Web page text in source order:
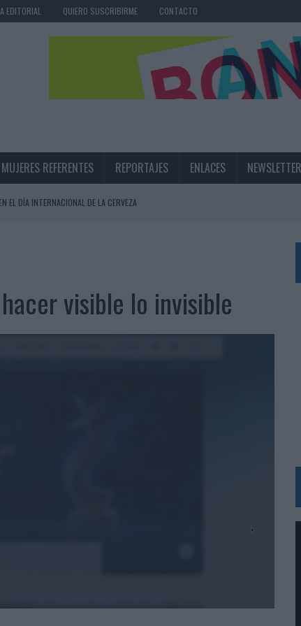
EDITORIAL QUIERO SUSCRIBIRME CONTACTO
MUJERES REFERENTES REPORTAJES ENLACES NEWSLETTER
EL DÍA INTERNACIONAL DE LA CERVEZA
LA CREATIVIDAD DE LAS MARCAS
& RESORTS
visible lo invisible